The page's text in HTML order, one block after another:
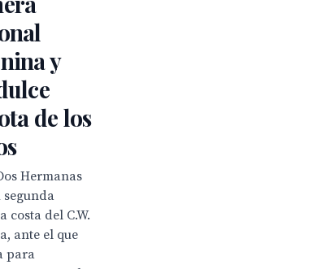
y
de los
Hermanas
segunda
costa del C.W.
ante el que
para